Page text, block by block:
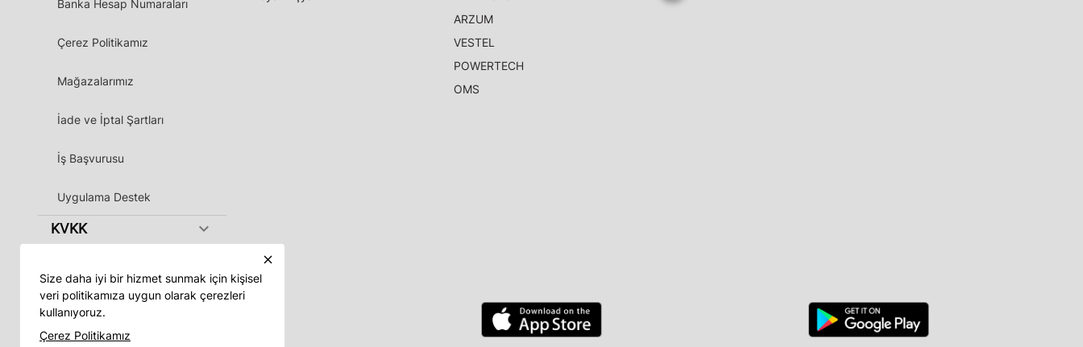
Banka Hesap Numaraları
Çerez Politikamız
Mağazalarımız
İade ve İptal Şartları
İş Başvurusu
Uygulama Destek
KVKK keyboard_arrow_down
ARZUM
VESTEL
POWERTECH
OMS
close
Size daha iyi bir hizmet sunmak için kişisel
veri politikamıza uygun olarak çerezleri
kullanıyoruz.
Çerez Politikamız